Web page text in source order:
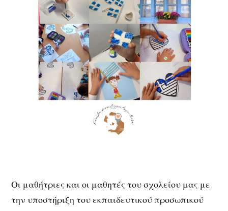
Οι μαθήτριες και οι μαθητές του σχολείου μας με
την υποστήριξη του εκπαιδευτικού προσωπικού